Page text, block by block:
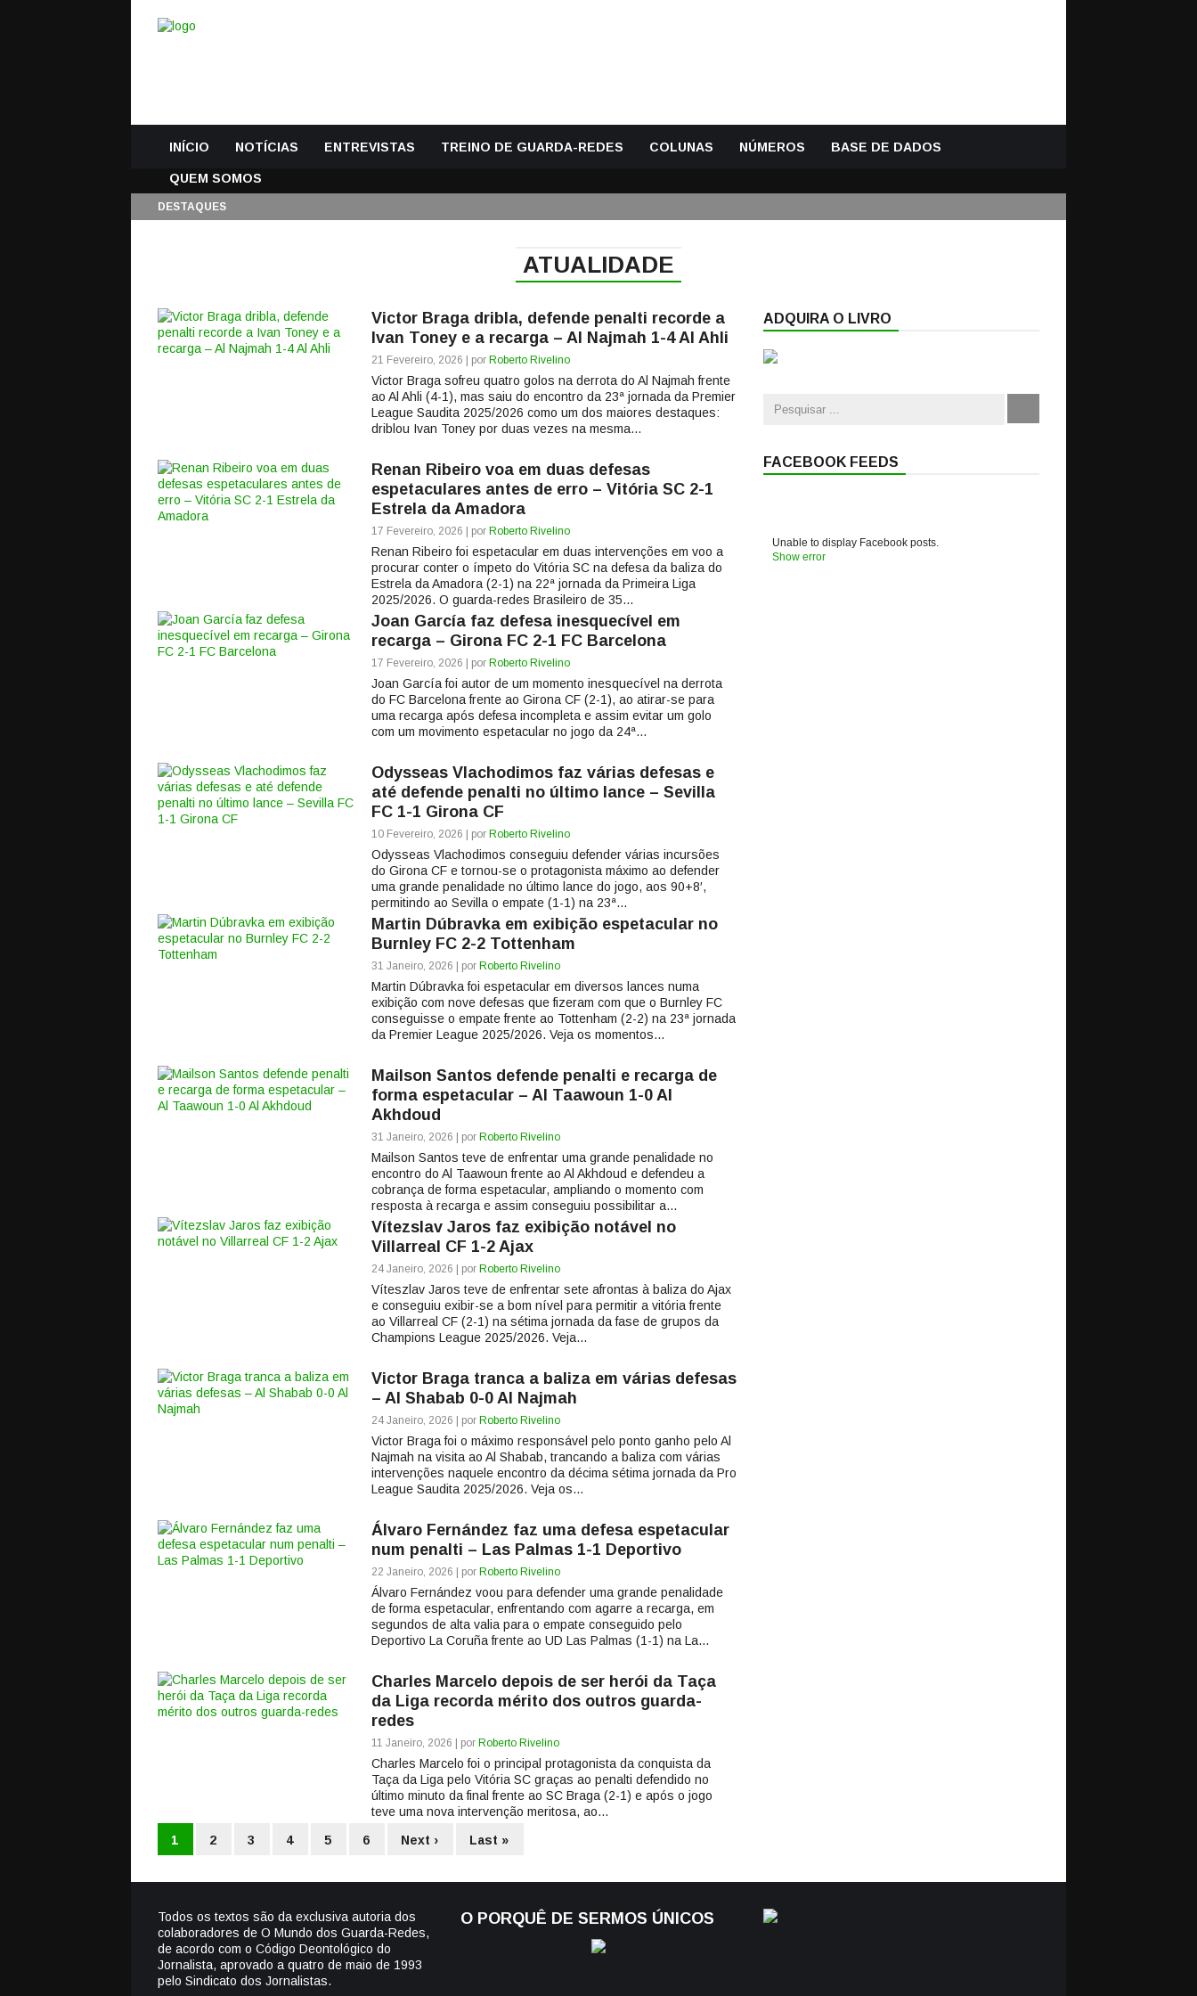
INÍCIO NOTÍCIAS ENTREVISTAS TREINO DE GUARDA-REDES COLUNAS NÚMEROS BASE DE DADOS
QUEM SOMOS
DESTAQUES
ATUALIDADE
Victor Braga dribla, defende penalti recorde a
Ivan Toney e a recarga – Al Najmah 1-4 Al Ahli
21 Fevereiro, 2026 | por Roberto Rivelino
Victor Braga sofreu quatro golos na derrota do Al Najmah frente
ao Al Ahli (4-1), mas saiu do encontro da 23ª jornada da Premier
League Saudita 2025/2026 como um dos maiores destaques:
driblou Ivan Toney por duas vezes na mesma...
Renan Ribeiro voa em duas defesas
espetaculares antes de erro – Vitória SC 2-1
Estrela da Amadora
17 Fevereiro, 2026 | por Roberto Rivelino
Renan Ribeiro foi espetacular em duas intervenções em voo a
procurar conter o ímpeto do Vitória SC na defesa da baliza do
Estrela da Amadora (2-1) na 22ª jornada da Primeira Liga
2025/2026. O guarda-redes Brasileiro de 35...
Joan García faz defesa inesquecível em
recarga – Girona FC 2-1 FC Barcelona
17 Fevereiro, 2026 | por Roberto Rivelino
Joan García foi autor de um momento inesquecível na derrota
do FC Barcelona frente ao Girona CF (2-1), ao atirar-se para
uma recarga após defesa incompleta e assim evitar um golo
com um movimento espetacular no jogo da 24ª...
Odysseas Vlachodimos faz várias defesas e
até defende penalti no último lance – Sevilla
FC 1-1 Girona CF
10 Fevereiro, 2026 | por Roberto Rivelino
Odysseas Vlachodimos conseguiu defender várias incursões
do Girona CF e tornou-se o protagonista máximo ao defender
uma grande penalidade no último lance do jogo, aos 90+8′,
permitindo ao Sevilla o empate (1-1) na 23ª...
Martin Dúbravka em exibição espetacular no
Burnley FC 2-2 Tottenham
31 Janeiro, 2026 | por Roberto Rivelino
Martin Dúbravka foi espetacular em diversos lances numa
exibição com nove defesas que fizeram com que o Burnley FC
conseguisse o empate frente ao Tottenham (2-2) na 23ª jornada
da Premier League 2025/2026. Veja os momentos...
Mailson Santos defende penalti e recarga de
forma espetacular – Al Taawoun 1-0 Al
Akhdoud
31 Janeiro, 2026 | por Roberto Rivelino
Mailson Santos teve de enfrentar uma grande penalidade no
encontro do Al Taawoun frente ao Al Akhdoud e defendeu a
cobrança de forma espetacular, ampliando o momento com
resposta à recarga e assim conseguiu possibilitar a...
Vítezslav Jaros faz exibição notável no
Villarreal CF 1-2 Ajax
24 Janeiro, 2026 | por Roberto Rivelino
Víteszlav Jaros teve de enfrentar sete afrontas à baliza do Ajax
e conseguiu exibir-se a bom nível para permitir a vitória frente
ao Villarreal CF (2-1) na sétima jornada da fase de grupos da
Champions League 2025/2026. Veja...
Victor Braga tranca a baliza em várias defesas
– Al Shabab 0-0 Al Najmah
24 Janeiro, 2026 | por Roberto Rivelino
Victor Braga foi o máximo responsável pelo ponto ganho pelo Al
Najmah na visita ao Al Shabab, trancando a baliza com várias
intervenções naquele encontro da décima sétima jornada da Pro
League Saudita 2025/2026. Veja os...
Álvaro Fernández faz uma defesa espetacular
num penalti – Las Palmas 1-1 Deportivo
22 Janeiro, 2026 | por Roberto Rivelino
Álvaro Fernández voou para defender uma grande penalidade
de forma espetacular, enfrentando com agarre a recarga, em
segundos de alta valia para o empate conseguido pelo
Deportivo La Coruña frente ao UD Las Palmas (1-1) na La...
Charles Marcelo depois de ser herói da Taça
da Liga recorda mérito dos outros guarda-
redes
11 Janeiro, 2026 | por Roberto Rivelino
Charles Marcelo foi o principal protagonista da conquista da
Taça da Liga pelo Vitória SC graças ao penalti defendido no
último minuto da final frente ao SC Braga (2-1) e após o jogo
teve uma nova intervenção meritosa, ao...
1
2 3 4 5 6 Next › Last »
ADQUIRA O LIVRO
FACEBOOK FEEDS
Unable to display Facebook posts.
Show error
Todos os textos são da exclusiva autoria dos
colaboradores de O Mundo dos Guarda-Redes,
de acordo com o Código Deontológico do
Jornalista, aprovado a quatro de maio de 1993
pelo Sindicato dos Jornalistas.
O PORQUÊ DE SERMOS ÚNICOS